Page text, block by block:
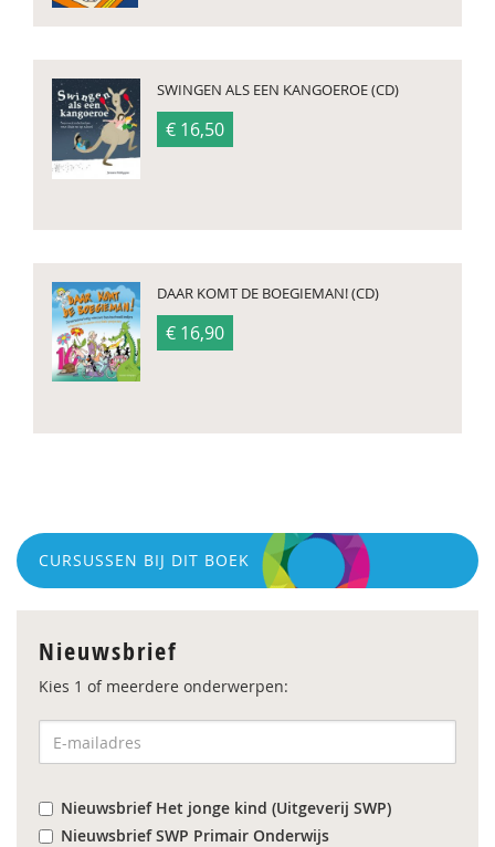
SWINGEN ALS EEN KANGOEROE (CD)
€ 16,50
DAAR KOMT DE BOEGIEMAN! (CD)
€ 16,90
CURSUSSEN BIJ DIT BOEK
Nieuwsbrief
Kies 1 of meerdere onderwerpen:
Nieuwsbrief Het jonge kind (Uitgeverij SWP)
Nieuwsbrief SWP Primair Onderwijs